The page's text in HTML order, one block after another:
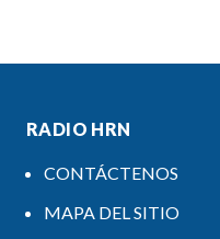
RADIO HRN
CONTÁCTENOS
MAPA DEL SITIO